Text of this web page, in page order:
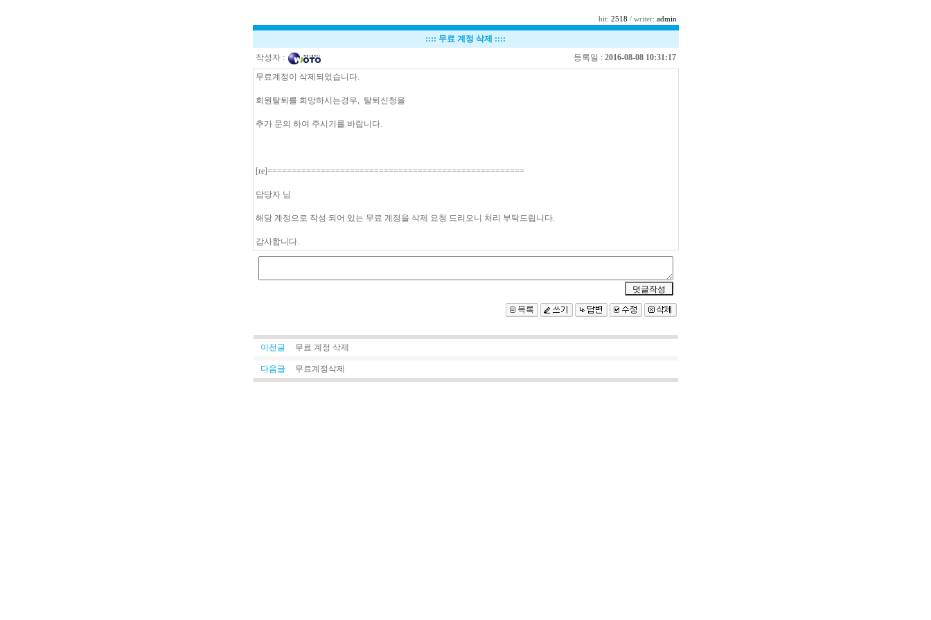
hit: 2518 / writer: admin
:::: 무료 계정 삭제
::::
작성자 :
등록일 : 2016-08-08 10:31:17
무료계정이 삭제되었습니다.
회원탈퇴를 희망하시는경우, 탈퇴신청을
추가 문의 하여 주시기를 바랍니다.
[re]=====================================================
담당자 님
해당 계정으로 작성 되어 있는 무료 계정을 삭제 요청 드리오니 처리 부탁드립니다.
감사합니다.
이전글 무료 계정 삭제
다음글 무료계정삭제